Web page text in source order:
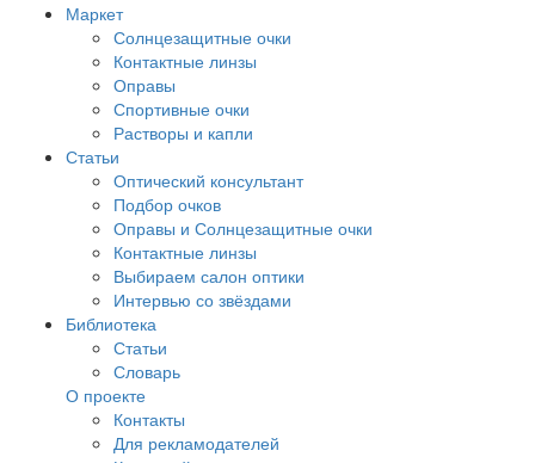
Маркет
Солнцезащитные очки
Контактные линзы
Оправы
Спортивные очки
Растворы и капли
Статьи
Оптический консультант
Подбор очков
Оправы и Солнцезащитные очки
Контактные линзы
Выбираем салон оптики
Интервью со звёздами
Библиотека
Статьи
Словарь
О проекте
Контакты
Для рекламодателей